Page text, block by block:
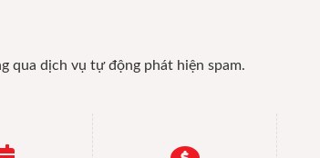
qua dịch vụ tự động phát hiện spam.